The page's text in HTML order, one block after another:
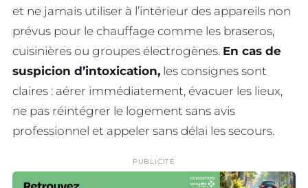
et ne jamais utiliser à l’intérieur des appareils non
prévus pour le chauffage comme les braseros,
cuisinières ou groupes électrogènes. En cas de
suspicion d’intoxication, les consignes sont
claires : aérer immédiatement, évacuer les lieux,
ne pas réintégrer le logement sans avis
professionnel et appeler sans délai les secours.
PUBLICITÉ